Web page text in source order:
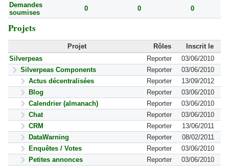
Demandes
soumises
0 0 0
Projets
Projet Rôles
Inscrit le
Silverpeas
Reporter
03/06/2010
Silverpeas Components
Reporter
03/06/2010
Actus décentralisées
Reporter
13/09/2012
Blog
Reporter
03/06/2010
Calendrier (almanach)
Reporter
03/06/2010
Chat
Reporter
03/06/2010
CRM
Reporter
13/06/2011
DataWarning
Reporter
08/02/2011
Enquêtes / Votes
Reporter
03/06/2010
Petites annonces
Reporter
03/06/2010